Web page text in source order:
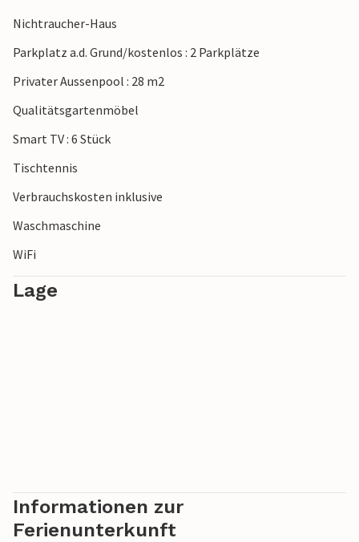
Nichtraucher-Haus
Parkplatz a.d. Grund/kostenlos : 2 Parkplätze
Privater Aussenpool : 28 m2
Qualitätsgartenmöbel
Smart TV : 6 Stück
Tischtennis
Verbrauchskosten inklusive
Waschmaschine
WiFi
Lage
Informationen zur
Ferienunterkunft